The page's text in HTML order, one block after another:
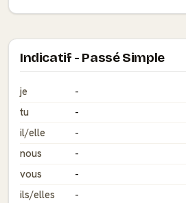
Indicatif - Passé Simple
je
-
tu
-
il/elle
-
nous
-
vous
-
ils/elles
-